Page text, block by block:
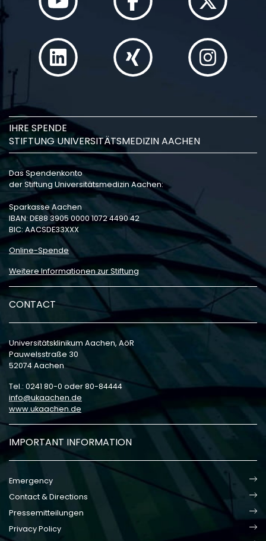
IHRE SPENDE
STIFTUNG UNIVERSITÄTSMEDIZIN AACHEN
Das Spendenkonto
der Stiftung Universitätsmedizin Aachen:
Sparkasse Aachen
IBAN: DE88 3905 0000 1072 4490 42
BIC: AACSDE33XXX
Online-Spende
Weitere Informationen zur Stiftung
CONTACT
Universitätsklinikum Aachen, AöR
Pauwelsstraße 30
52074 Aachen
Tel.: 0241 80-0 oder 80-84444
info
ukaachen de
www.ukaachen.de
IMPORTANT INFORMATION
Emergency
Contact & Directions
Pressemitteilungen
Privacy Policy